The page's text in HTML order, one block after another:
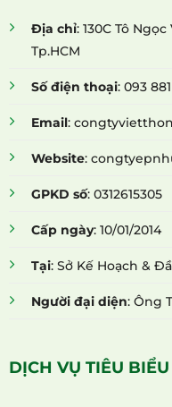
Địa chỉ: 130C Tô
Tp.HCM
Số điện thoại: 093
Email:
Website:
GPKD số: 0312615305
Cấp ngày: 10/01/2014
Tại: Sở Kế Hoạch &
Người đại diện: Ông
DỊCH VỤ TIÊU BIỂU